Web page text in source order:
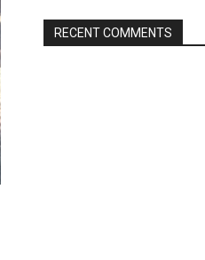
RECENT COMMENTS